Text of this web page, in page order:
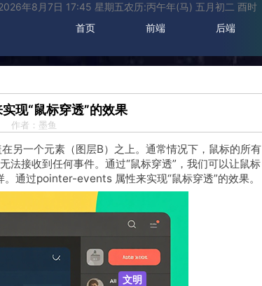
年8月7日 17:45 星期五农历:丙午年(马) 五月初二 酉时
首页 前端 后端
现“鼠标穿透”的效果
作者：墨鱼
另一个元素（图层B）之上。通常情况下，鼠标的所有
法接收到任何事件。通过“鼠标穿透”，我们可以让鼠标
通过pointer-events 属性来实现“鼠标穿透”的效果。
文明